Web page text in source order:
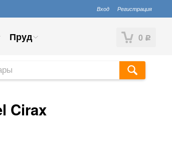
Вход Регистрация
0 Р
Пруд
Cirax